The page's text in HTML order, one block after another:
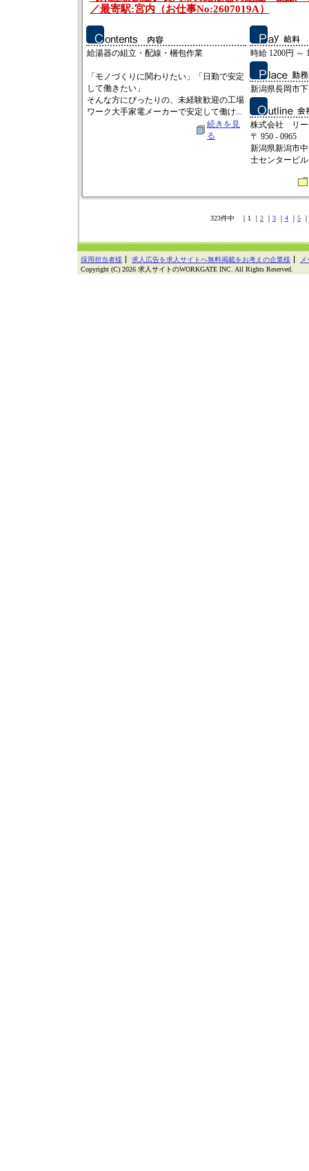
／最寄駅:宮内（お仕事No:2607019A）
給湯器の組立・配線・梱包作業
「モノづくりに関わりたい」「日勤で安定
して働きたい」
そんな方にぴったりの、未経験歓迎の工場
ワーク大手家電メーカーで安定して働け...
続きを見
る
時給 1200円 ～
新潟県長岡市
株式会社 リー
〒 950 - 0965
新潟県新潟市
士センタービ
323件中 ｜1 ｜ 2 ｜ 3 ｜ 4 ｜ 5 ｜
採用担当者様 求人広告を求人サイトへ無料掲載をお考えの企業様
Copyright (C) 2026 求人サイトのWORKGATE INC. All Rights Reserved.